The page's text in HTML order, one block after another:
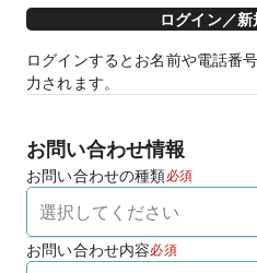
ログイン／
ログインするとお名前や電話番
力されます。
お問い合わせ情報
お問い合わせの種類必須
お問い合わせ内容必須